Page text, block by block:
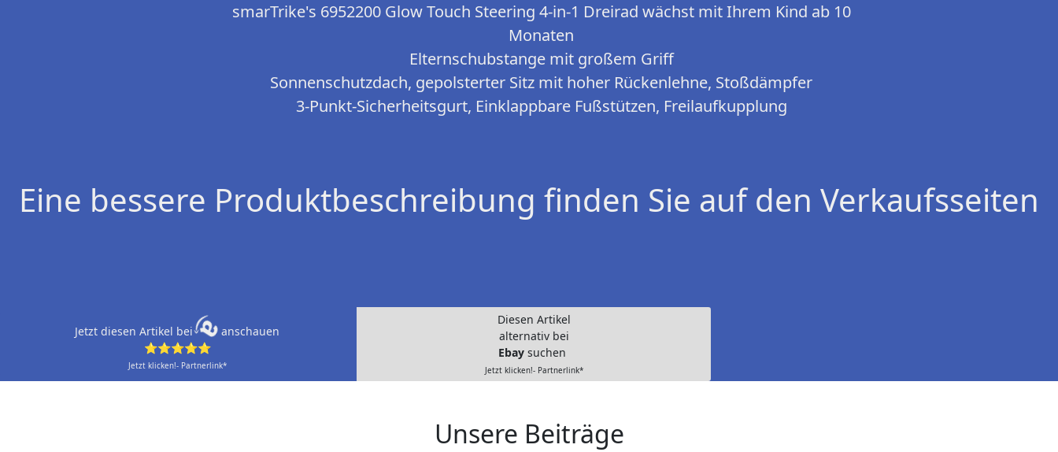
smarTrike's 6952200 Glow Touch Steering 4-in-1 Dreirad wächst mit Ihrem Kind ab 10
Monaten
Elternschubstange mit großem Griff
Sonnenschutzdach, gepolsterter Sitz mit hoher Rückenlehne, Stoßdämpfer
3-Punkt-Sicherheitsgurt, Einklappbare Fußstützen, Freilaufkupplung
Eine bessere Produktbeschreibung finden Sie auf den Verkaufsseiten
Jetzt diesen Artikel bei
anschauen
⭐⭐⭐⭐⭐
Jetzt klicken!- Partnerlink*
Diesen Artikel
alternativ bei
Ebay suchen
Jetzt klicken!- Partnerlink*
Unsere Beiträge